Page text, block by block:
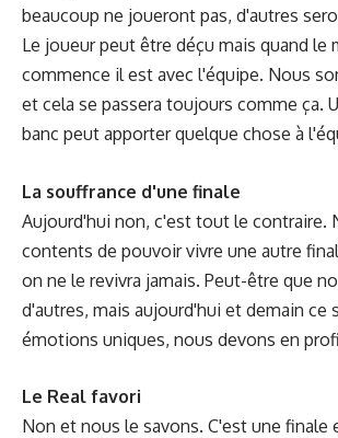
beaucoup ne joueront pas, d'autres
Le joueur peut être déçu mais quand le
commence il est avec l'équipe. Nous
et cela se passera toujours comme ça.
banc peut apporter quelque chose à
La souffrance d'une finale
Aujourd'hui non, c'est tout le contraire.
contents de pouvoir vivre une autre
on ne le revivra jamais. Peut-être que
d'autres, mais aujourd'hui et demain ce
émotions uniques, nous devons en
Le Real favori
Non et nous le savons. C'est une finale